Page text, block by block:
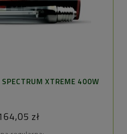
SPECTRUM XTREME 400W
zł